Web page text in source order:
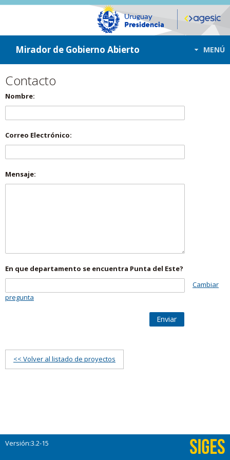
ir a contenido
ir al menú
Mirador de Gobierno Abierto MENÚ
Contacto
Nombre:
Correo Electrónico:
Mensaje:
En que departamento se encuentra Punta del Este?
Cambiar
pregunta
Enviar
<< Volver al listado de proyectos
Versión:3.2-15